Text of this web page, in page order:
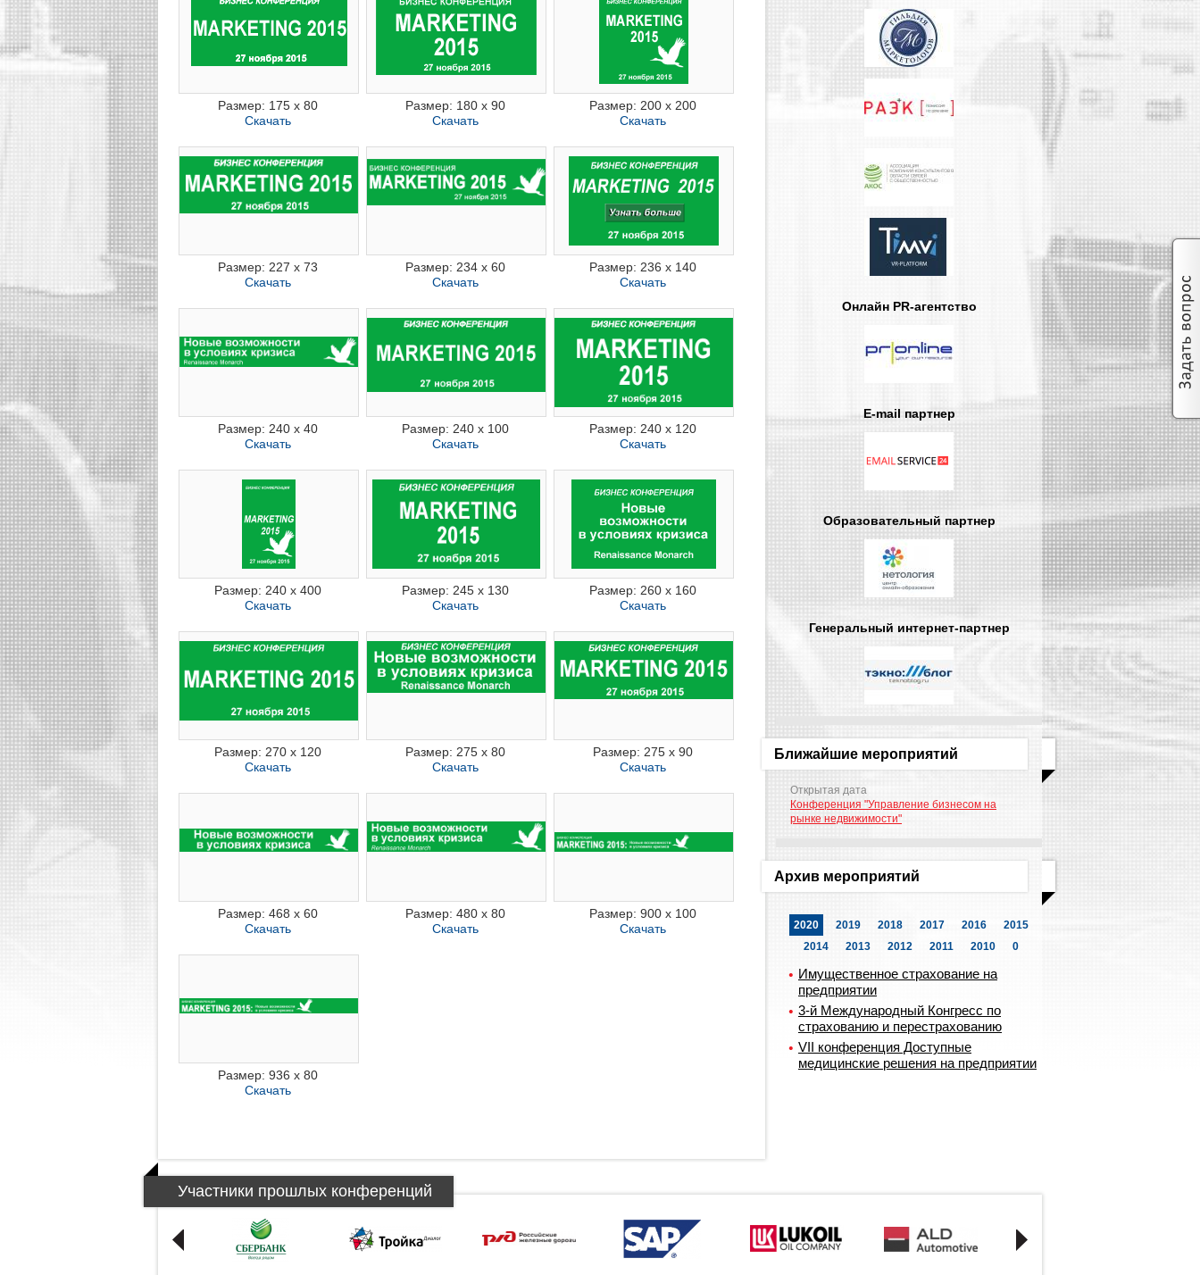
Размер: 175 x 80
Скачать
Размер: 180 x 90
Скачать
Размер: 200 x 200
Скачать
Размер: 227 x 73
Скачать
Размер: 234 x 60
Скачать
Размер: 236 x 140
Скачать
Размер: 240 x 40
Скачать
Размер: 240 x 100
Скачать
Размер: 240 x 120
Скачать
Размер: 240 x 400
Скачать
Размер: 245 x 130
Скачать
Размер: 260 x 160
Скачать
Размер: 270 x 120
Скачать
Размер: 275 x 80
Скачать
Размер: 275 x 90
Скачать
Размер: 468 x 60
Скачать
Размер: 480 x 80
Скачать
Размер: 900 x 100
Скачать
Размер: 936 x 80
Скачать
Онлайн PR-агентство
E-mail партнер
Образовательный партнер
Генеральный интернет-партнер
Ближайшие мероприятий
Открытая дата
Конференция "Управление бизнесом на
рынке недвижимости"
Архив мероприятий
2020 2019 2018 2017 2016
2015
2014
2013 2012 2011 2010 0
Имущественное страхование на
предприятии
3-й Международный Конгресс по
страхованию и перестрахованию
VII конференция Доступные
медицинские решения на предприятии
Участники прошлых конференций